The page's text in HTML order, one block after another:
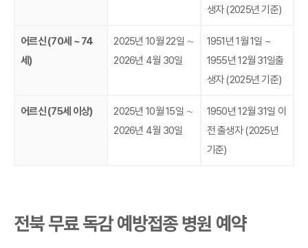
생자 (2025년 기준)
어르신 (70세 ~ 74
세)
2025년 10월 22일 ∼
2026년 4월 30일
1951년 1월 1일 ~
1955년 12월 31일출
생자 (2025년 기준)
어르신 (75세 이상)
2025년 10월 15일 ∼
2026년 4월 30일
1950년 12월 31일 이
전 출생자 (2025년
기준)
전북 무료 독감 예방접종 병원 예약